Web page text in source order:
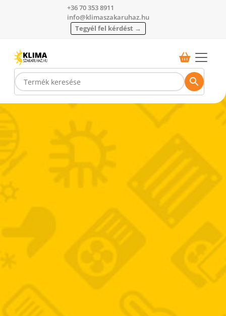
+36 70 353 8911
info@klimaszakaruhaz.hu
Tegyél fel kérdést →